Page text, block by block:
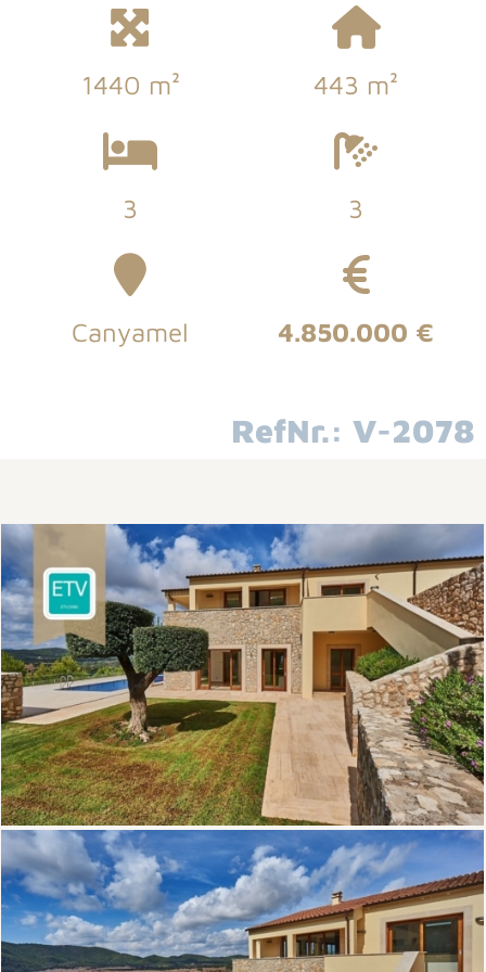
1440 m² 443 m²
3 3
Canyamel 4.850.000 €
RefNr.: V-2078